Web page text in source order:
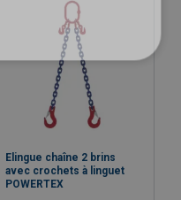
Elingue chaîne 2 brins
avec crochets à linguet
POWERTEX